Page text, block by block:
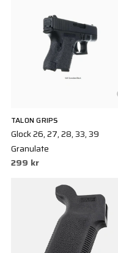
TALON GRIPS
Glock 26, 27, 28, 33, 39
Granulate
299 kr